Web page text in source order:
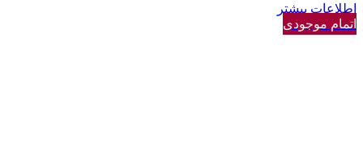
اطلاعات بیشتر
اتمام موجودی